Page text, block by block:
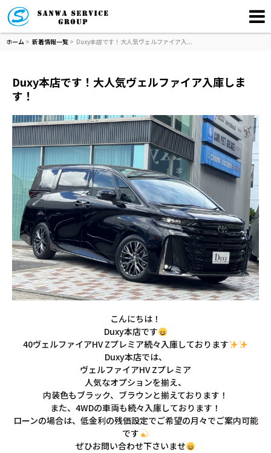
ホーム > 新着情報一覧 > Duxy本店です！大人気ヴェルファイア入...
Duxy本店です！大人気ヴェルファイア入庫しま
す！
こんにちは！
Duxy本店です
40ヴェルファイアHV Zプレミア続々入庫しております
Duxy本店では、
ヴェルファイアHV Zプレミア
人気なオプションを揃え、
内装色もブラック、ブラウンと揃えております！
また、4WDの車両も続々入庫しております！
ローンの場合は、低金利の残価設定でご希望の月々でご案内可能
です
ぜひお問い合わせ下さいませ